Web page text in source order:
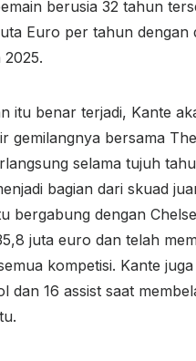
berusia 32 tahun
Euro per tahun dengan
itu benar terjadi, Kante
gemilangnya bersama
selama tujuh
bagian dari skuad
bergabung dengan
juta euro dan telah
kompetisi. Kante
dan 16 assist saat